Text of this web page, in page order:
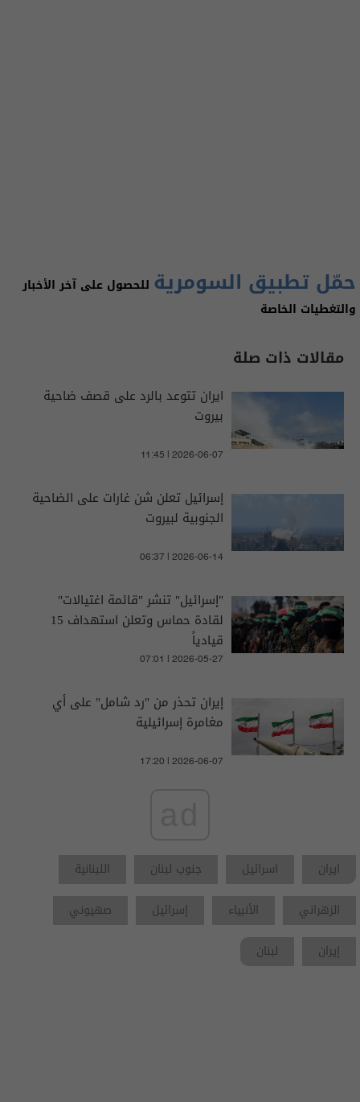
حمّل تطبيق السومرية للحصول على آخر الأخبار
والتغطيات الخاصة
مقالات ذات صلة
ايران تتوعد بالرد على قصف ضاحية
بيروت
11:45 | 2026-06-07
إسرائيل تعلن شن غارات على الضاحية
الجنوبية لبيروت
06:37 | 2026-06-14
"إسرائيل" تنشر "قائمة اغتيالات"
لقادة حماس وتعلن استهداف 15
قيادياً
07:01 | 2026-05-27
إيران تحذر من "رد شامل" على أي
مغامرة إسرائيلية
17:20 | 2026-06-07
ايران اسرائيل جنوب لبنان
اللبنانية
الزهراني
الأنبياء إسرائيل
صهيوني
إيران
لبنان